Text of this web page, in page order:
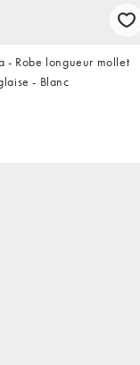
- Robe longueur mollet
- Blanc